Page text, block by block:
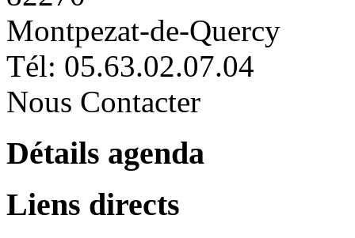
Montpezat-de-Quercy
Tél: 05.63.02.07.04
Nous Contacter
Détails agenda
Liens directs